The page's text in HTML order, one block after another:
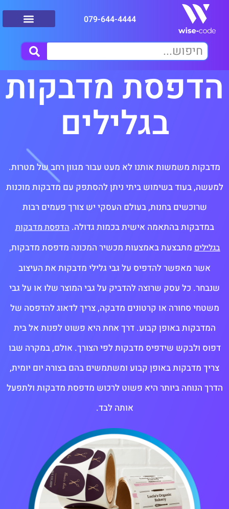
079-644-4444
הדפסת מדבקות
בגלילים
מדבקות משמשות אותנו לא מעט עבור מגוון רחב של מטרות.
למעשה, בעוד בשימוש ביתי ניתן להסתפק עם מדבקות מוכנות
שרוכשים בחנות, בעולם העסקי יש צורך פעמים רבות
במדבקות בהתאמה אישית בכמות גדולה.הדפסת מדבקות
בגליליםמתבצעת באמצעות מכשיר המכונה מדפסת מדבקות,
אשר מאפשר להדפיס על גבי גלילי מדבקות את העיצוב
שנבחר. כל עסק שרוצה להדביק על גבי המוצר שלו או על גבי
משטחי סחורה או קרטונים מדבקה, צריך לדאוג להדפסה של
המדבקות באופן קבוע. דרך אחת היא פשוט לפנות אל בית
דפוס ולבקש שידפיס מדבקות לפי הצורך. אולם, במקרה שבו
צריך מדבקות באופן קבוע ומשתמשים בהם בצורה יום יומית,
הדרך הנוחה ביותר היא פשוט לרכוש מדפסת מדבקות ולתפעל
אותה לבד.